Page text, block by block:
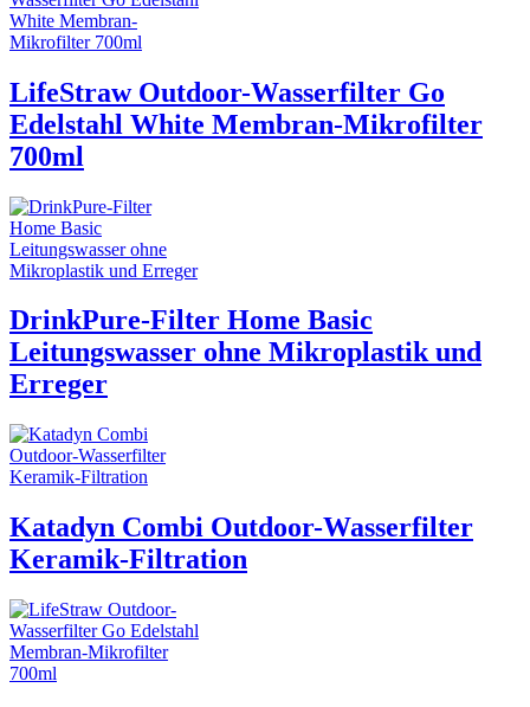
LifeStraw Outdoor-Wasserfilter Go
Edelstahl White Membran-Mikrofilter
700ml
DrinkPure-Filter Home Basic
Leitungswasser ohne Mikroplastik und
Erreger
Katadyn Combi Outdoor-Wasserfilter
Keramik-Filtration